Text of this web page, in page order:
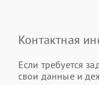
Контактная
Если требуется
свои данные и